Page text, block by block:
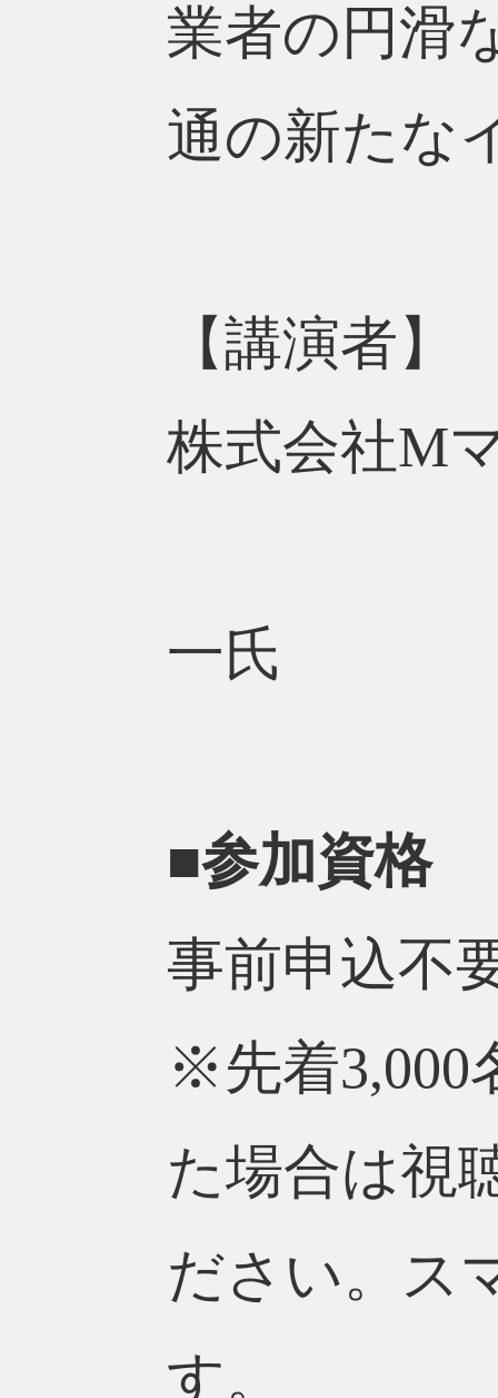
業者の円滑
通の新たな
【講演者】
株式会社M
一氏
■参加資格
事前申込不
※先着3,000
た場合は視
ださい。ス
す。